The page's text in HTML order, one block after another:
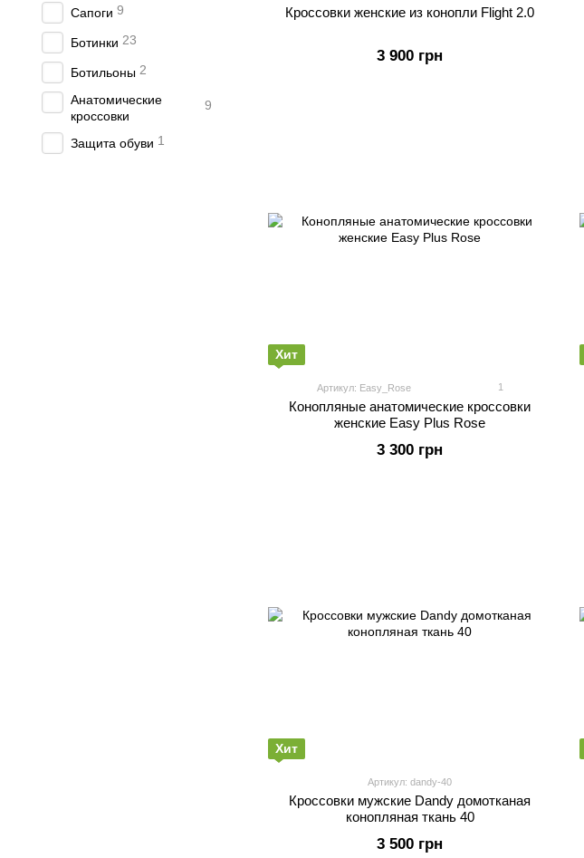
Кроссовки женские из конопли Flight 2.0
3 900 грн
Хит
Артикул: Easy_Rose 1
Конопляные анатомические кроссовки
женские Easy Plus Rose
3 300 грн
Хит
Артикул: dandy-40
Кроссовки мужские Dandy домотканая
конопляная ткань 40
3 500 грн
Сапоги 9
Ботинки 23
Ботильоны 2
Анатомические
кроссовки
9
Защита обуви 1